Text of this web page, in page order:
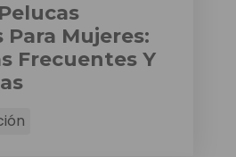
Para Mujeres:
Frecuentes Y